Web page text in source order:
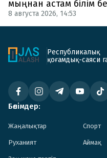
мыңнан астам білім
8 августа 2026, 14:53
Республикалық
қоғамдық-саяси
Бөлімдер:
Жаңалықтар Спорт
Руханият Аймақ